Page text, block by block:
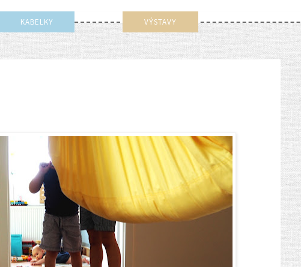
KABELKY VÝSTAVY